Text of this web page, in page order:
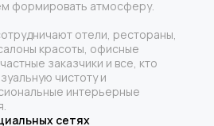
формировать атмосферу.
отели, рестораны,
красоты, офисные
заказчики и все, кто
чистоту и
интерьерные
сетях